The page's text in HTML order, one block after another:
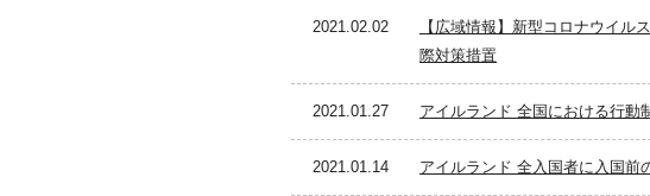
2021.02.02
【広域情報】新型コロナウイ
際対策措置
2021.01.27 アイルランド 全国における行動
2021.01.14 アイルランド 全入国者に入国前